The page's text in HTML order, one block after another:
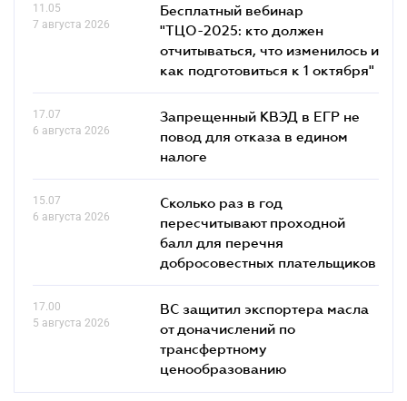
11.05
7 августа 2026
Бесплатный вебинар
"ТЦО-2025: кто должен
отчитываться, что изменилось и
как подготовиться к 1 октября"
17.07
6 августа 2026
Запрещенный КВЭД в ЕГР не
повод для отказа в едином
налоге
15.07
6 августа 2026
Сколько раз в год
пересчитывают проходной
балл для перечня
добросовестных плательщиков
17.00
5 августа 2026
ВС защитил экспортера масла
от доначислений по
трансфертному
ценообразованию